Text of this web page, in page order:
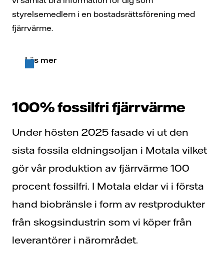
styrelsemedlem i en bostadsrättsförening med
fjärrvärme.
Läs mer
100% fossilfri fjärrvärme
Under hösten 2025 fasade vi ut den
sista fossila eldningsoljan i Motala vilket
gör vår produktion av fjärrvärme 100
procent fossilfri. I Motala eldar vi i första
hand biobränsle i form av restprodukter
från skogsindustrin som vi köper från
leverantörer i närområdet.